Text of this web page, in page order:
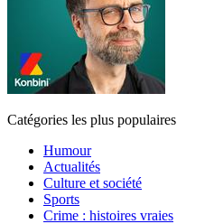
Catégories les plus populaires
Humour
Actualités
Culture et société
Sports
Crime : histoires vraies